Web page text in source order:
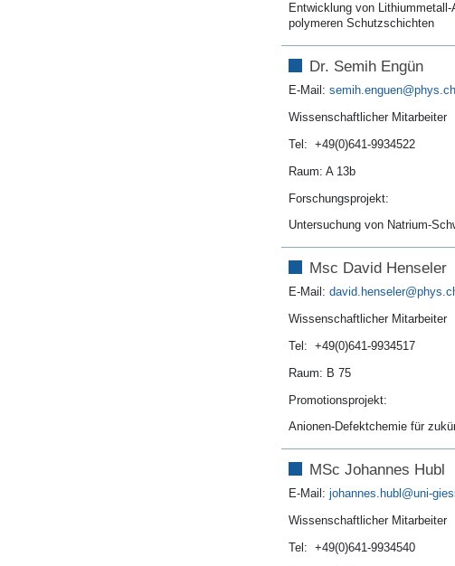
Entwicklung von
polymeren Schutzschichten
Dr. Semih Engün
E-Mail: semih.enguen
Wissenschaftlicher Mitarbeiter
Tel: +49(0)641-9934522
Raum: A 13b
Forschungsprojekt:
Untersuchung von Natrium-
Msc David Henseler
E-Mail: david.henseler
Wissenschaftlicher Mitarbeiter
Tel: +49(0)641-9934517
Raum: B 75
Promotionsprojekt:
Anionen-Defektchemie für
MSc Johannes Hubl
E-Mail: johannes.hubl
Wissenschaftlicher Mitarbeiter
Tel: +49(0)641-9934540